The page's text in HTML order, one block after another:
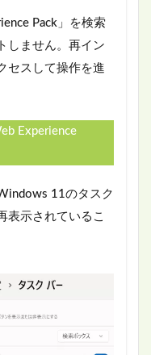
Pack」を検索
しません。再イン
セスして操作を進
Experience
11のタスク
表示されているこ